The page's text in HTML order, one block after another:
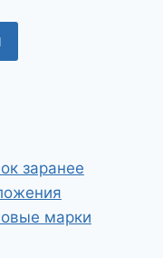
заранее
марки